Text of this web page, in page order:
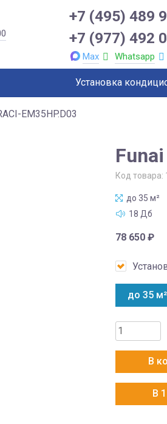
+7 (495) 489
+7 (977) 492
Max Whatsapp
Установка
EM35HP.D03
Код товара:
до 35 м²
18 Дб
78 650 ₽
до 35 м²
Количество
товара
RACI-
В
В